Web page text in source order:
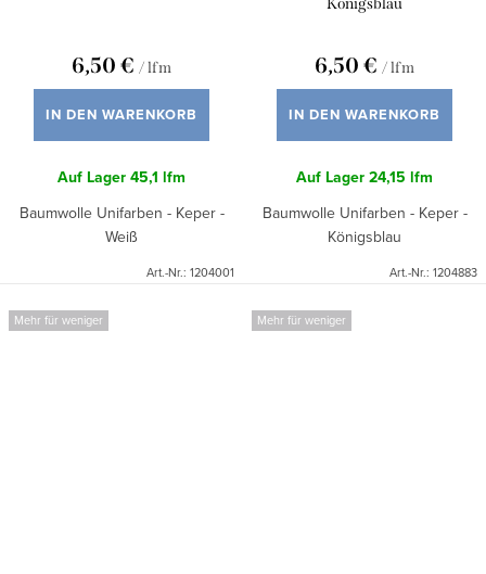
6,50 € / lfm
IN DEN WARENKORB
Auf Lager45,1 lfm
Baumwolle Unifarben - Keper -
Weiß
Art.-Nr.: 1204001
Königsblau
6,50 € / lfm
IN DEN WARENKORB
Auf Lager24,15 lfm
Baumwolle Unifarben - Keper -
Königsblau
Art.-Nr.: 1204883
Mehr für weniger Mehr für weniger